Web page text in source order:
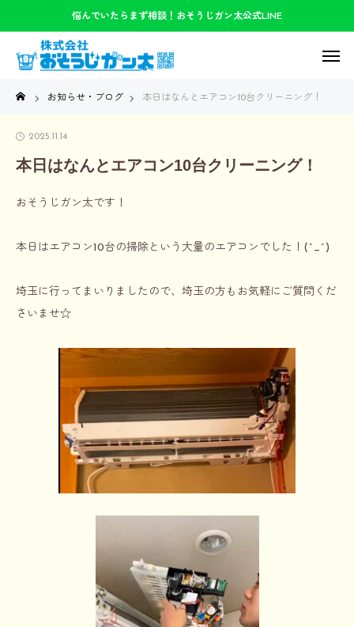
悩んでいたらまず相談！おそうじガン太公式LINE
お知らせ・ブログ 本日はなんとエアコン10台クリーニング！
2025.11.14
本日はなんとエアコン10台クリーニング！
おそうじガン太です！
本日はエアコン10台の掃除という大量のエアコンでした！(^_^)
埼玉に行ってまいりましたので、埼玉の方もお気軽にご質問くだ
さいませ☆